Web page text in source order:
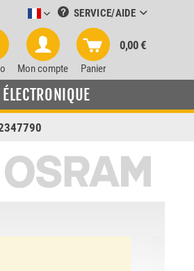
Leuchtmittel-Verkauf französisch
SERVICE/AIDE
Mon compte Panier
0,00 €